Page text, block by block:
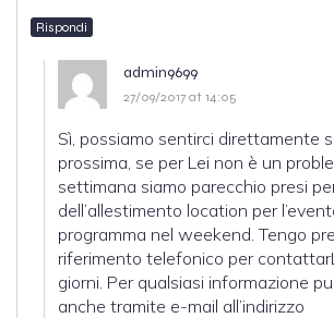
Rispondi
admin9699
27/09/2017 at 14:05
Sì, possiamo sentirci direttamente
prossima, se per Lei non è un
settimana siamo parecchio presi
dell’allestimento location per
programma nel weekend. Tengo
riferimento telefonico per
giorni. Per qualsiasi informazione
anche tramite e-mail all’indirizzo